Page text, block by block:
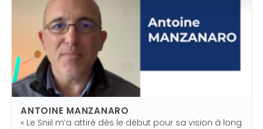
ANTOINE MANZANARO
« Le Sniil m’a attiré dès le début pour sa vision à long